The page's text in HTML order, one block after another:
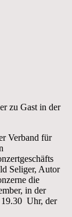
zu Gast in der
Verband für
Seliger, Autor
die
in der
19.30 Uhr, der